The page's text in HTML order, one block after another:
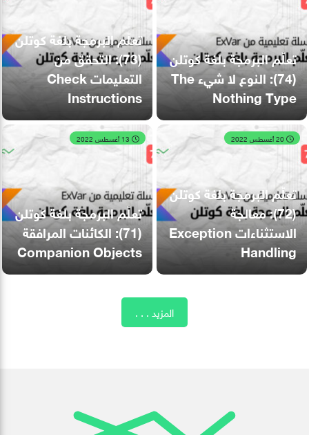
تعلّم البرمجة بلغة كوتلن
(74): النوع لا شيء The
Nothing Type
تعلّم البرمجة بلغة كوتلن
(73): التحقق من
التعليمات Check
Instructions
تعلّم البرمجة بلغة كوتلن
(72): معالجة
الاستثناءات Exception
Handling
تعلّم البرمجة بلغة كوتلن
(71): الكائنات المرافقة
Companion Objects
المزيد . . .